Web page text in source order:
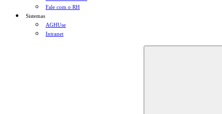
Fale com o RH
Sistemas
AGHUse
Intranet